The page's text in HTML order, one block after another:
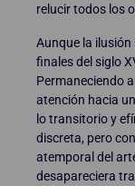
relucir todos los
Aunque la ilusión
finales del siglo
Permaneciendo
atención hacia
lo transitorio y
discreta, pero
atemporal del
desapareciera